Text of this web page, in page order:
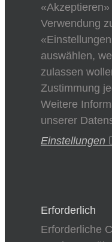
Verwendung
auswählen,
zulassen
Zustimmung
Weitere
unserer
Einstellungen
Erforderlich
Erforderliche